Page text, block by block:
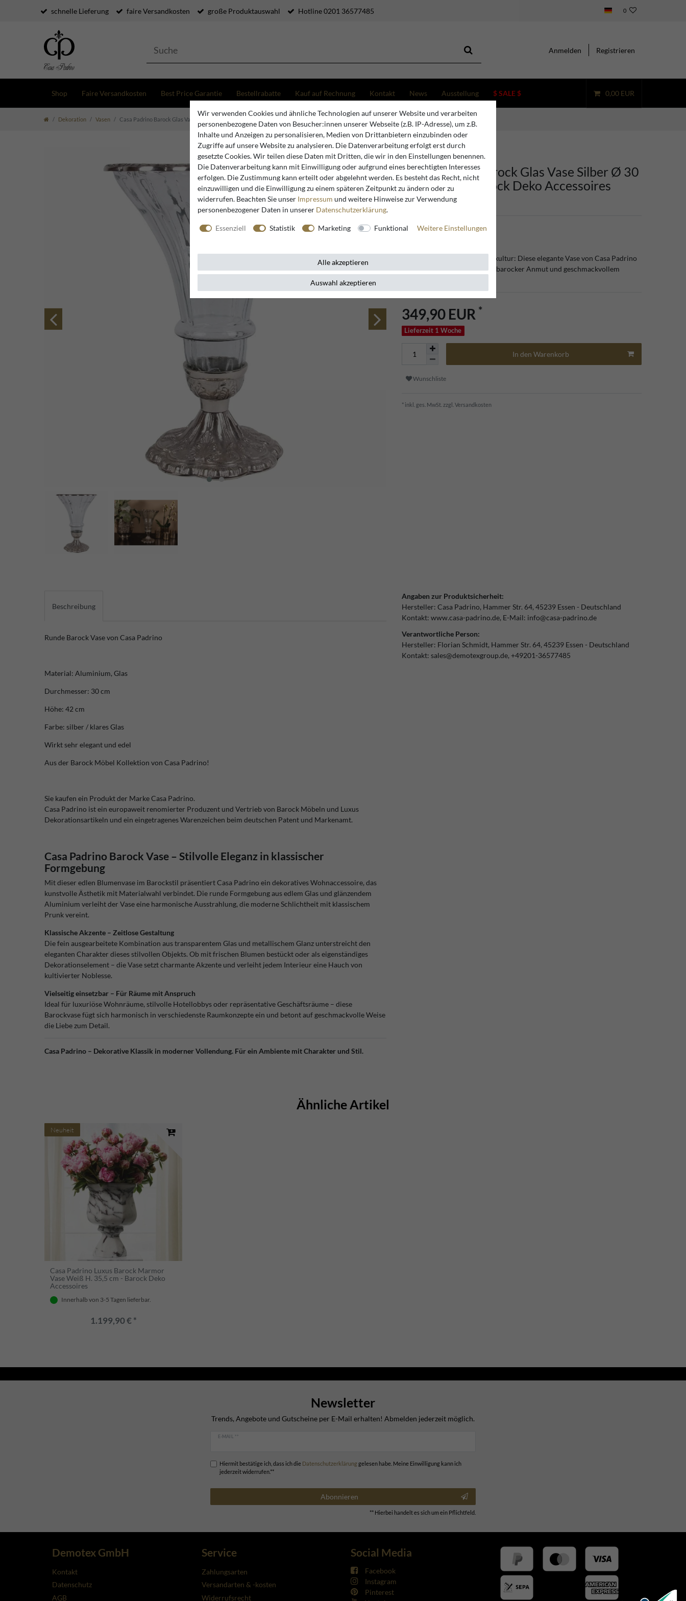
schnelle Lieferung faire Versandkosten große Produktauswahl Hotline 0201 36577485 0
Anmelden Registrieren
Shop Faire Versandkosten Best Price Garantie Bestellrabatte Kauf auf Rechnung Kontakt News Ausstellung $ SALE $ 0,00 EUR
Dekoration Vasen Casa Padrino Barock Glas Vase Silber Ø 30 x H. 42 cm - Barock Deko Accessoires
Casa Padrino
Casa Padrino Barock Glas Vase Silber Ø 30
x H. 42 cm - Barock Deko Accessoires
Artikelnummer129962
Ein Ausdruck stilvoller Wohnkultur: Diese elegante Vase von Casa Padrino
bereichert jedes Interieur mit barocker Anmut und geschmackvollem
349,90 EUR *
Lieferzeit 1 Woche
In den Warenkorb
Wunschliste
* inkl. ges. MwSt. zzgl. Versandkosten
Beschreibung
Runde Barock Vase von Casa Padrino
Material: Aluminium, Glas
Durchmesser: 30 cm
Höhe: 42 cm
Farbe: silber / klares Glas
Wirkt sehr elegant und edel
Aus der Barock Möbel Kollektion von Casa Padrino!
Sie kaufen ein Produkt der Marke Casa Padrino.
Casa Padrino ist ein europaweit renomierter Produzent und Vertrieb von Barock Möbeln und Luxus
Dekorationsartikeln und ein eingetragenes Warenzeichen beim deutschen Patent und Markenamt.
Casa Padrino Barock Vase – Stilvolle Eleganz in klassischer
Formgebung
Mit dieser edlen Blumenvase im Barockstil präsentiert Casa Padrino ein dekoratives Wohnaccessoire, das
kunstvolle Ästhetik mit Materialwahl verbindet. Die runde Formgebung aus edlem Glas und glänzendem
Aluminium verleiht der Vase eine harmonische Ausstrahlung, die moderne Schlichtheit mit klassischem
Prunk vereint.
Klassische Akzente – Zeitlose Gestaltung
Die fein ausgearbeitete Kombination aus transparentem Glas und metallischem Glanz unterstreicht den
eleganten Charakter dieses stilvollen Objekts. Ob mit frischen Blumen bestückt oder als eigenständiges
Dekorationselement – die Vase setzt charmante Akzente und verleiht jedem Interieur eine Hauch von
kultivierter Noblesse.
Vielseitig einsetzbar – Für Räume mit Anspruch
Ideal für luxuriöse Wohnräume, stilvolle Hotellobbys oder repräsentative Geschäftsräume – diese
Barockvase fügt sich harmonisch in verschiedenste Raumkonzepte ein und betont auf geschmackvolle Weise
die Liebe zum Detail.
Casa Padrino – Dekorative Klassik in moderner Vollendung. Für ein Ambiente mit Charakter und Stil.
Angaben zur Produktsicherheit:
Hersteller: Casa Padrino Hammer Str. 64 45239 Essen
Deutschland
Kontakt: www.casa-padrino.de E-Mail: info@casa-padrino.de
Verantwortliche Person:
Hersteller: Florian Schmidt Hammer Str. 64 45239 Essen
Deutschland
Kontakt: sales@demotexgroup.de +49201-36577485
Ähnliche Artikel
Neuheit
Casa Padrino Luxus Barock Marmor
Vase Weiß H. 35,5 cm - Barock Deko
Accessoires
Innerhalb von 3-5 Tagen lieferbar.
1.199,90 € *
Newsletter
Trends, Angebote und Gutscheine per E-Mail erhalten! Abmelden jederzeit möglich.
E-MAIL **
Hiermit bestätige ich, dass ich die Daten­schutz­erklärunggelesen habe. Meine Einwilligung kann ich
jederzeit widerrufen.**
Abonnieren
** Hierbei handelt es sich um ein Pflichtfeld.
Demotex GmbH
Kontakt
Datenschutz
AGB
Service
Zahlungsarten
Versandarten & -kosten
Widerrufsrecht
Social Media
Facebook
Instagram
Pinterest
Wir verwenden Cookies und ähnliche Technologien auf unserer Website und verarbeiten
personenbezogene Daten von Besucher:innen unserer Webseite (z.B. IP-Adresse), um z.B.
Inhalte und Anzeigen zu personalisieren, Medien von Drittanbietern einzubinden oder
Zugriffe auf unsere Website zu analysieren. Die Datenverarbeitung erfolgt erst durch
gesetzte Cookies. Wir teilen diese Daten mit Dritten, die wir in den Einstellungen benennen.
Die Datenverarbeitung kann mit Einwilligung oder aufgrund eines berechtigten Interesses
erfolgen. Die Zustimmung kann erteilt oder abgelehnt werden. Es besteht das Recht, nicht
einzuwilligen und die Einwilligung zu einem späteren Zeitpunkt zu ändern oder zu
widerrufen. Beachten Sie unser Impressum und weitere Hinweise zur Verwendung
personenbezogener Daten in unserer Daten­schutz­erklärung.
Essenziell Statistik Marketing Funktional Weitere Einstellungen
Alle akzeptieren
Auswahl akzeptieren